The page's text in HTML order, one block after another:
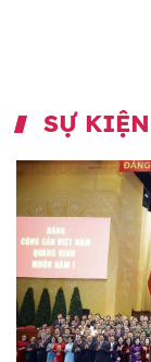
SỰ KIỆN